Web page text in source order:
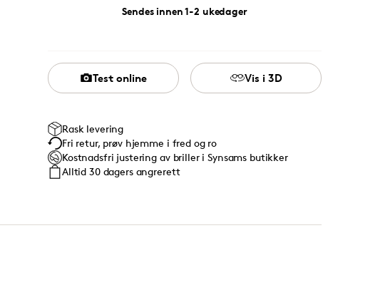
Sendes innen 1-2 ukedager
Test online Vis i 3D
Rask levering
Fri retur, prøv hjemme i fred og ro
Kostnadsfri justering av briller i Synsams butikker
Alltid 30 dagers angrerett